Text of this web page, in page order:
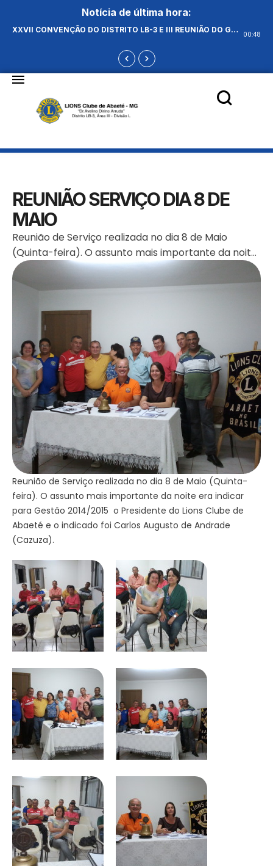
Notícia de última hora:
XXVII CONVENÇÃO DO DISTRITO LB-3 E III REUNIÃO DO GABINETE EM UNÁI – MG, NO DIA 1º E 2 DE MAIO DE 2026
00:48
REUNIÃO SERVIÇO DIA 8 DE
MAIO
Reunião de Serviço realizada no dia 8 de Maio
(Quinta-feira). O assunto mais importante da noite
era indicar para Gestão 2014/2015 o Presidente do
Lions Clube de Abaeté e o indicado foi Carlos
Reunião de Serviço realizada no dia 8 de Maio (Quinta-
feira). O assunto mais importante da noite era indicar
para Gestão 2014/2015 o Presidente do Lions Clube de
Abaeté e o indicado foi Carlos Augusto de Andrade
(Cazuza).